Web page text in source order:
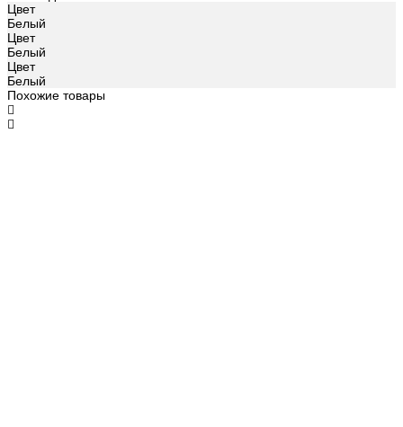
Цвет
Белый
Цвет
Белый
Цвет
Белый
Похожие товары